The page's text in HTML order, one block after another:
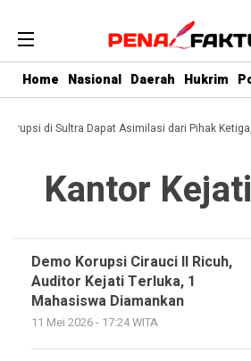
Home Nasional Daerah Hukrim
di Sultra Dapat Asimilasi dari Pihak
Kantor
Demo Korupsi Cirauci II Ricuh,
Auditor Kejati Terluka, 1
Mahasiswa Diamankan
11 Mei 2026 - 17:24 WITA